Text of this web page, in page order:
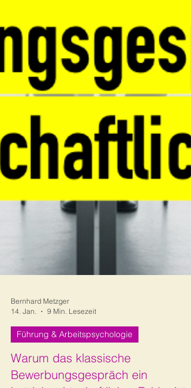
Bernhard Metzger
Führung & Arbeitspsychologie